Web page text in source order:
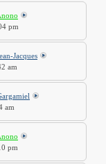
pm
Jacques
am
am
pm